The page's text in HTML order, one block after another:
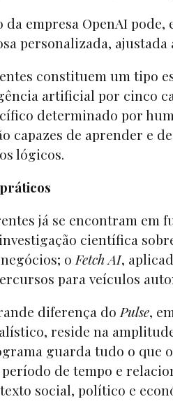
da empresa OpenAI
personalizada,
constituem um tipo
artificial por cinco
determinado por
capazes de aprender e
lógicos.
já se encontram em
científica
oFetch AI,
para veículos
diferença doPulse,
reside na
guarda tudo o que
de tempo e
social, político e